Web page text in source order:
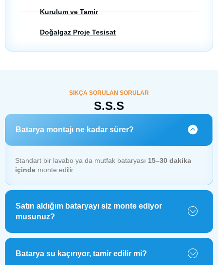
Kurulum ve Tamir
Doğalgaz Proje Tesisat
SIKÇA SORULAN SORULAR
S.S.S
Batarya montajı ne kadar sürer?
Standart bir lavabo ya da mutfak bataryası 15–30 dakika
içinde monte edilir.
Satın aldığım bataryayı siz monte ediyor
musunuz?
Batarya su kaçırıyor, tamir edilir mi?